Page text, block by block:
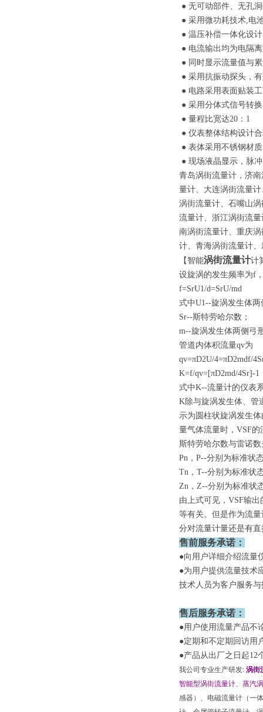
● 无可动部件、无孔
● 采用微功耗技术,电
● 温压补偿一体化设
● 电流输出均为电隔
● 同时显示流量值与
● 采用抗振动探头，
● 电路采用表面贴装
● 采用分体式信号转
● 量程比宽达20：1
● 仪表整体结构设计
● 表体采用不锈钢材
● 现场液晶显示，脉
青岛涡街流量计，济
量计、大连涡街流量
涡街流量计、石嘴山
流量计、浙江涡街流
南涡街流量计、重庆
计、青海涡街流量计
【智能涡街流量计计
设旋涡的发生频率为f
f=SrU1/d=SrU/md
式中U1--旋涡发生体两
Sr--斯特劳哈尔数；
m--旋涡发生体两侧弓
管道内体积流量qv为
qv=πD2U/4=πD2mdf/
K=f/qv=[πD2md/4Sr]-1
式中K--流量计的仪表
K除与旋涡发生体、管
示为圆柱状旋涡发生
量气体流量时，VSF的
斯特劳哈尔数与雷诺数
Pn，P--分别为标准状
Tn，T--分别为标准状
Zn，Z--分别为标准状
由上式可见，VSF输
等有关。但是作为流
分对流量计量还是有
售前服务承诺：
●向用户详细介绍流量
●为用户提供流量技术
技术人员为客户服务
售后服务承诺：
●用户使用流量产品不
●定期和不定期回访用
●产品从出厂之日起12
我公司专业生产研发: 涡街
智能型涡街流量计、蒸汽
感器）、电磁流量计（一